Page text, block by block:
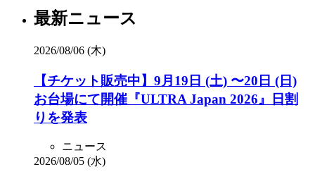
最新ニュース
2026/08/06 (木)
【チケット販売中】9月19日 (土) 〜20日 (日)
お台場にて開催『ULTRA Japan 2026』日割
りを発表
ニュース
2026/08/05 (水)